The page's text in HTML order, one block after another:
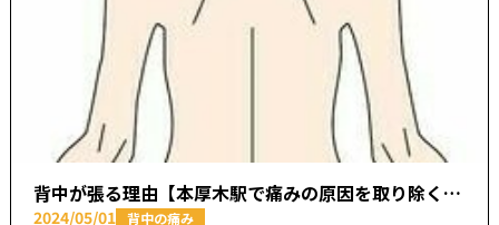
背中が張る理由【本厚木駅で痛みの原因を取り除く あかつき整骨院】
2024/05/01 背中の痛み